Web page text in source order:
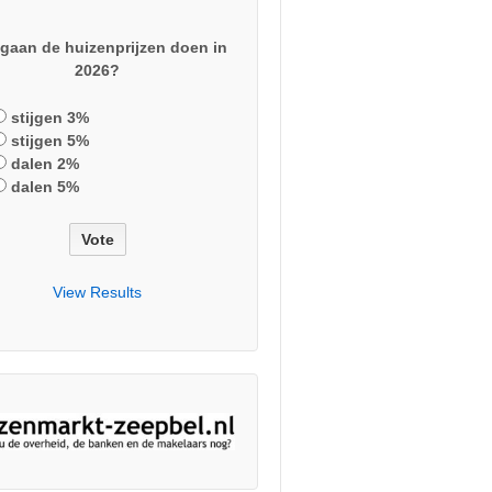
de huizenprijzen doen in
2026?
stijgen 3%
stijgen 5%
dalen 2%
dalen 5%
View Results